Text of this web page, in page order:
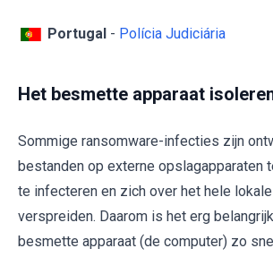
Portugal - Polícia Judiciária
Het besmette apparaat
Sommige ransomware-infecties zijn
bestanden op externe opslagapparaten
te infecteren en zich over het hele
verspreiden. Daarom is het erg
besmette apparaat (de computer) zo